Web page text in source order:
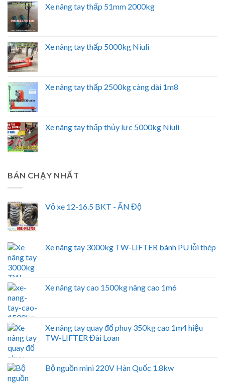
Xe nâng tay thấp 51mm 2000kg
Xe nâng tay thấp 5000kg Niuli
Xe nâng tay thấp 2500kg càng dài 1m8
Xe nâng tay thấp thủy lực 5000kg Niuli
BÁN CHẠY NHẤT
Vỏ xe 12-16.5 BKT - ẤN Độ
Xe nâng tay 3000kg TW-LIFTER bánh PU lỗi thép
Xe nâng tay cao 1500kg nâng cao 1m6
Xe nâng tay quay đổ phuy 350kg cao 1m4 hiệu
TW-LIFTER Đài Loan
Bộ nguồn mini 220V Hàn Quốc 1.8kw